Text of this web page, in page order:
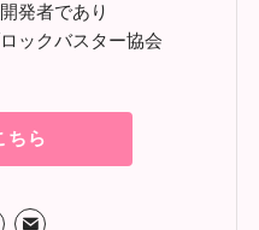
発者であり
ックバスター協会
ちら